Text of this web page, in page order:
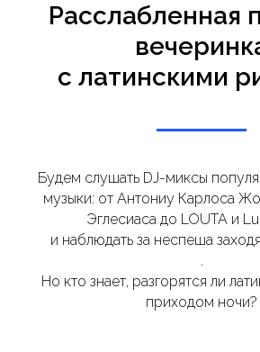
Расслабленная
с латинскими
Будем слушать DJ-миксы
музыки: от Антониу Карлоса
Эглесиаса до LOUTA и
и наблюдать за неспеша
.
Но кто знает, разгорятся ли
приходом ночи?